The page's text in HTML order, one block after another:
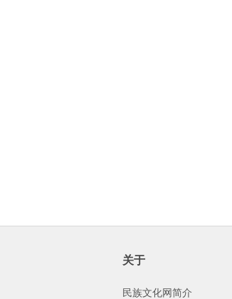
关于
民族文化网简介